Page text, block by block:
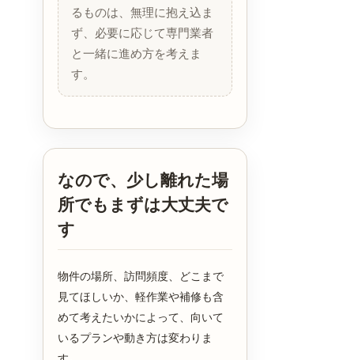
るものは、無理に抱え込ま
ず、必要に応じて専門業者
と一緒に進め方を考えま
す。
なので、少し離れた場
所でもまずは大丈夫で
す
物件の場所、訪問頻度、どこまで
見てほしいか、軽作業や補修も含
めて考えたいかによって、向いて
いるプランや動き方は変わりま